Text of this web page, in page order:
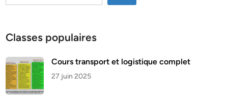
Classes populaires
Cours transport et logistique complet
27 juin 2025